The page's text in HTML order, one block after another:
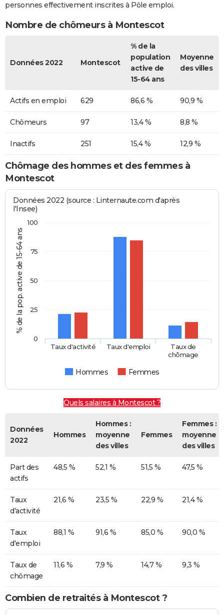
personnes effectivement inscrites à Pôle emploi.
Nombre de chômeurs à Montescot
Données 2022 Montescot
% de la
population
active de
15-64 ans
Moyenne
des villes
Actifs en emploi 629 86,6 % 90,9 %
Chômeurs 97 13,4 % 8,8 %
Inactifs 251 15,4 % 12,9 %
Chômage des hommes et des femmes à
Montescot
% de la pop. active de 15-64 ans
Données 2022 (source : Linternaute.com d'après
l'Insee)
Hommes Femmes
Taux d'activité Taux d'emploi
Taux de
chômage
0
25
50
75
100
Quels salaires à Montescot ?
Données
2022
Hommes
Hommes :
moyenne
des villes
Femmes
Femmes :
moyenne
des villes
Part des
actifs
48,5 % 52,1 % 51,5 % 47,5 %
Taux
d'activité
21,6 % 23,5 % 22,9 % 21,4 %
Taux
d'emploi
88,1 % 91,6 % 85,0 % 90,0 %
Taux de
chômage
11,6 % 7,9 % 14,7 % 9,3 %
Combien de retraités à Montescot ?